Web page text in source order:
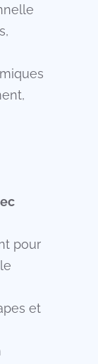
pour
et